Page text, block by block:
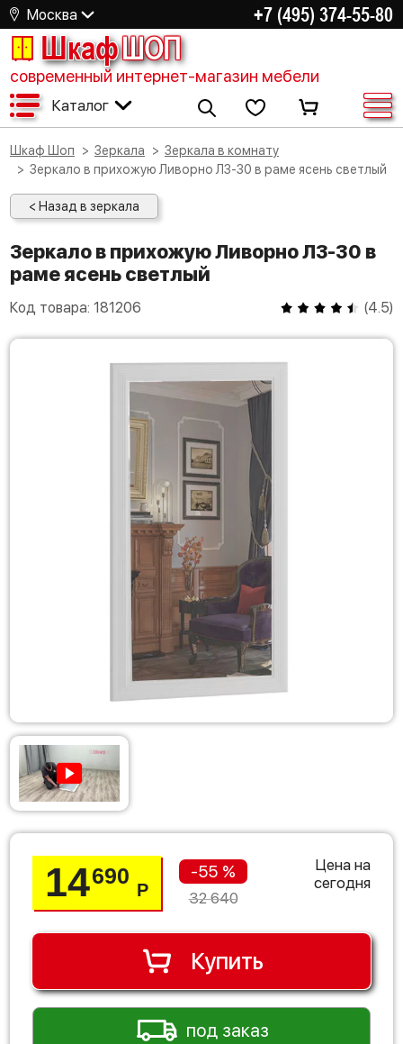
Москва +7 (495) 374-55-80
ШкафШОП
современный интернет-магазин мебели
Каталог
Шкаф Шоп Зеркала
Зеркала в комнату
Зеркало в прихожую Ливорно ЛЗ-30 в раме ясень светлый
< Назад в зеркала
Зеркало в прихожую Ливорно ЛЗ-30 в
раме ясень светлый
Код товара: 181206 (4.5)
14690
Р
-55 %
32 640
Цена на
сегодня
Купить
под заказ